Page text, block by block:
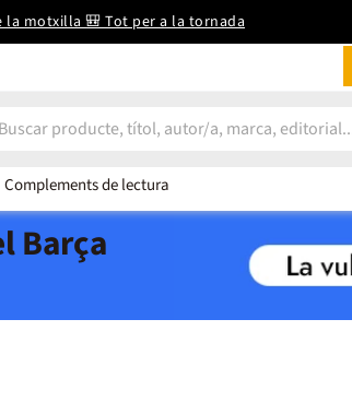
la motxilla 🎒 Tot per a la tornada
Complements de lectura
Barça